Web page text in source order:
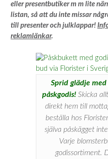
eller presentbutiker m m lite
listan, så att du inte missar
till presenter och julklappar!
reklamlänkar.
Sprid glädje
påskgodis! Skicka
direkt hem till
beställa hos
själva påskägget
Varje
godissortiment.